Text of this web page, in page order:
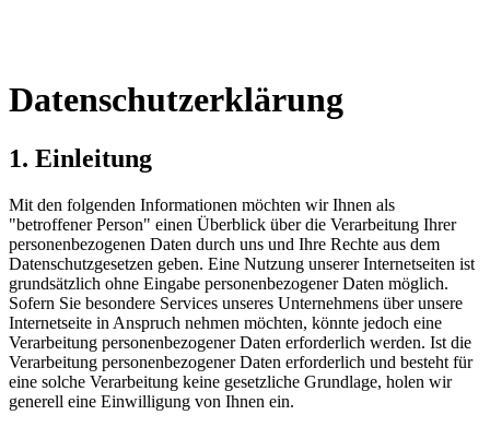
Datenschutzerklärung
1. Einleitung
Mit den folgenden Informationen möchten wir Ihnen als
"betroffener Person" einen Überblick über die Verarbeitung Ihrer
personenbezogenen Daten durch uns und Ihre Rechte aus dem
Datenschutzgesetzen geben. Eine Nutzung unserer Internetseiten ist
grundsätzlich ohne Eingabe personenbezogener Daten möglich.
Sofern Sie besondere Services unseres Unternehmens über unsere
Internetseite in Anspruch nehmen möchten, könnte jedoch eine
Verarbeitung personenbezogener Daten erforderlich werden. Ist die
Verarbeitung personenbezogener Daten erforderlich und besteht für
eine solche Verarbeitung keine gesetzliche Grundlage, holen wir
generell eine Einwilligung von Ihnen ein.